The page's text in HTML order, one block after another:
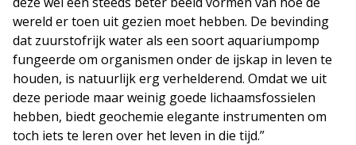
wereld er toen uit gezien moet hebben. De bevinding
dat zuurstofrijk water als een soort aquariumpomp
fungeerde om organismen onder de ijskap in leven te
houden, is natuurlijk erg verhelderend. Omdat we uit
deze periode maar weinig goede lichaamsfossielen
hebben, biedt geochemie elegante instrumenten om
toch iets te leren over het leven in die tijd.”